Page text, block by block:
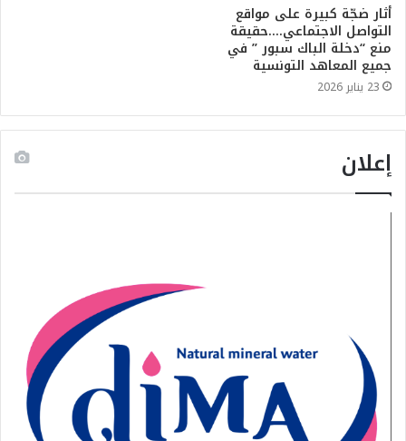
أثار ضجّة كبيرة على مواقع
التواصل الاجتماعي….حقيقة
منع “دخلة الباك سبور ” في
جميع المعاهد التونسية
23 يناير 2026
إعلان